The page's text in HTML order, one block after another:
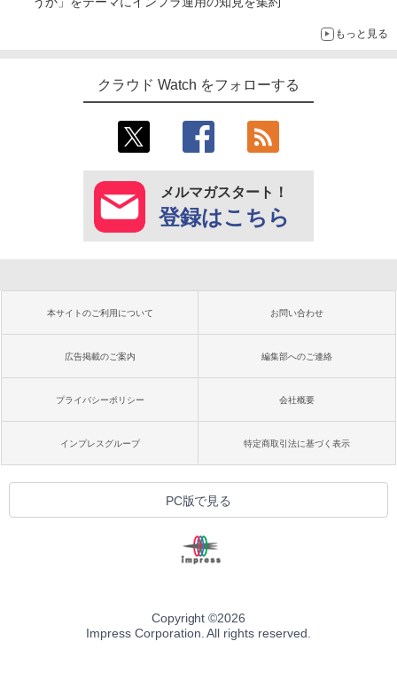
もっと見る
クラウド Watch をフォローする
メルマガスタート！
登録はこちら
本サイトのご利用について お問い合わせ
広告掲載のご案内 編集部へのご連絡
プライバシーポリシー 会社概要
インプレスグループ 特定商取引法に基づく表示
PC版で見る
Copyright ©2026
Impress Corporation. All rights reserved.